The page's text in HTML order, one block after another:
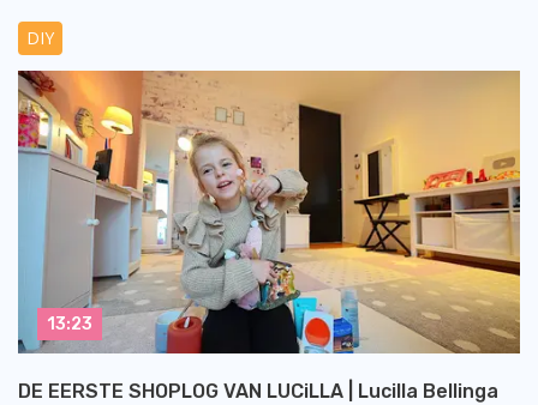
DIY
DE EERSTE SHOPLOG VAN LUCiLLA | Lucilla Bellinga
13:23